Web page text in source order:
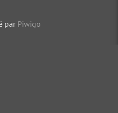
par Piwigo